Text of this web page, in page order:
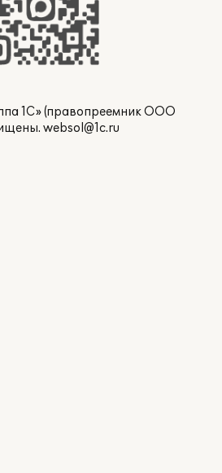
1С» (правопреемник ООО
websol@1c.ru